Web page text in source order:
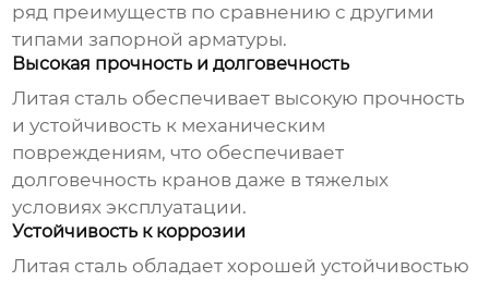
ряд преимуществ по сравнению с другими
типами запорной арматуры.
Высокая прочность и долговечность
Литая сталь обеспечивает высокую прочность
и устойчивость к механическим
повреждениям, что обеспечивает
долговечность кранов даже в тяжелых
условиях эксплуатации.
Устойчивость к коррозии
Литая сталь обладает хорошей устойчивостью